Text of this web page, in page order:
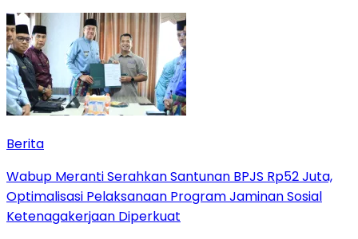
Berita
Wabup Meranti Serahkan Santunan BPJS Rp52 Juta,
Optimalisasi Pelaksanaan Program Jaminan Sosial
Ketenagakerjaan Diperkuat